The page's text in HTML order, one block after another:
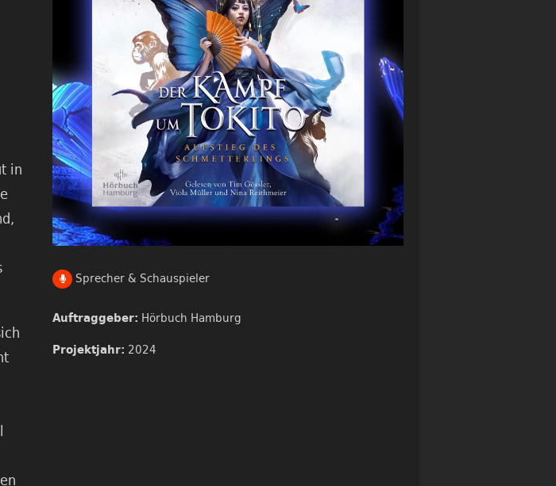
Sprecher & Schauspieler
Auftraggeber: Hörbuch Hamburg
Projektjahr: 2024
in